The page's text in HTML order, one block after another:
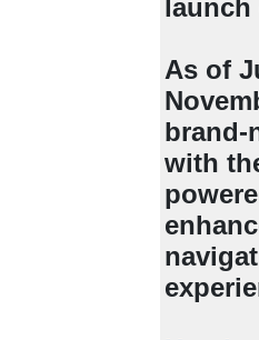
launch
As of
brand-
with